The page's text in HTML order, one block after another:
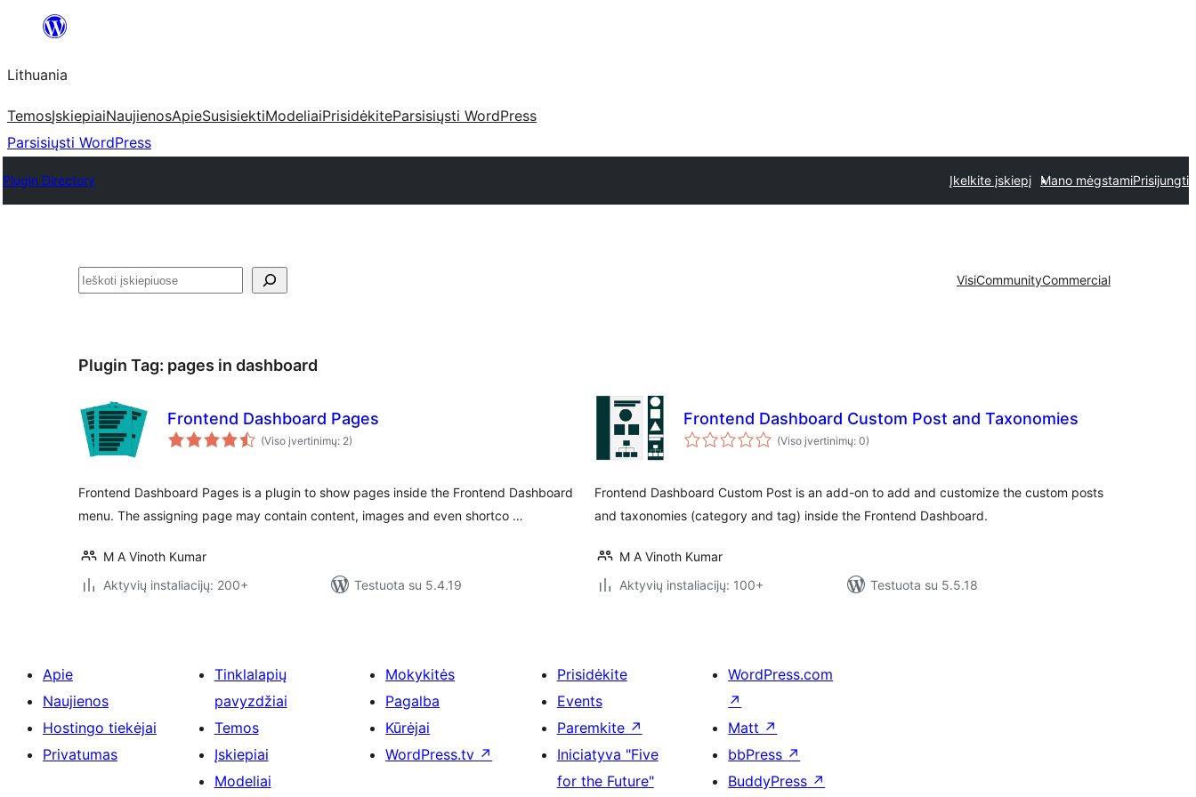
turinio
Lithuania
TemosĮskiepiaiNaujienosApieSusisiektiModeliaiPrisidėkiteParsisiųsti WordPress
Parsisiųsti WordPress
Plugin Directory Įkelkite įskiepį Mano mėgstamiPrisijungti
Paieška VisiCommunityCommercial
Plugin Tag: pages in dashboard
Frontend Dashboard Pages
(Viso įvertinimų: 2)
Frontend Dashboard Pages is a plugin to show pages inside the Frontend Dashboard
menu. The assigning page may contain content, images and even shortco …
M A Vinoth Kumar
Aktyvių instaliacijų: 200+
Testuota su 5.4.19
Frontend Dashboard Custom Post and Taxonomies
(Viso įvertinimų: 0)
Frontend Dashboard Custom Post is an add-on to add and customize the custom posts
and taxonomies (category and tag) inside the Frontend Dashboard.
M A Vinoth Kumar
Aktyvių instaliacijų: 100+
Testuota su 5.5.18
Apie
Naujienos
Hostingo tiekėjai
Privatumas
Tinklalapių
pavyzdžiai
Temos
Įskiepiai
Modeliai
Mokykitės
Pagalba
Kūrėjai
WordPress.tv ↗
Prisidėkite
Events
Paremkite ↗
Iniciatyva "Five
for the Future"
WordPress.com
↗
Matt ↗
bbPress ↗
BuddyPress ↗